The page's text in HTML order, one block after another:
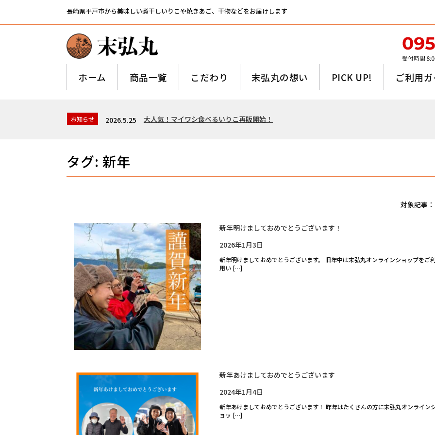
長崎県平戸市から美味しい煮干しいりこや焼きあご、干物などをお届けします
ホーム 商品一覧 こだわり 末弘丸の想い PICK UP! ご利用
お知らせ 2026.5.25 大人気！マイワシ食べるいりこ再販開始！
タグ: 新年
対象記事
新年明けましておめでとうございます！
2026年1月3日
新年明けましておめでとうございます。 旧年中は末弘丸オンラインショップをご
用い […]
新年あけましておめでとうございます
2024年1月4日
新年あけましておめでとうございます！ 昨年はたくさんの方に末弘丸オンライン
ョッ […]